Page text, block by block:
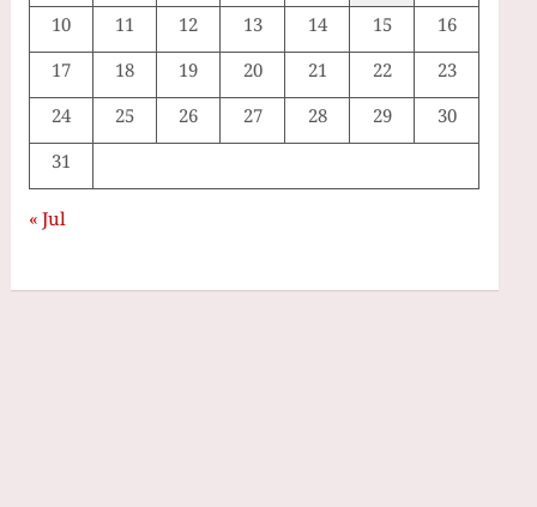
10
11 12 13 14 15
16
17
18 19 20 21 22
23
24
25 26 27 28 29
30
31
« Jul